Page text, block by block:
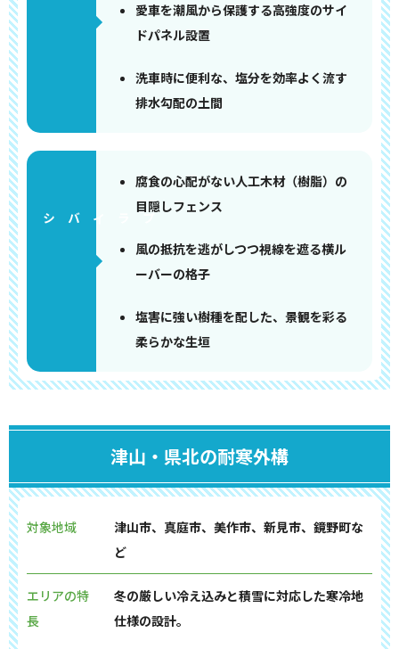
愛車を潮風から保護する高強度のサイ
ドパネル設置
洗車時に便利な、塩分を効率よく流す
排水勾配の土間
腐食の心配がない人工木材（樹脂）の
目隠しフェンス
風の抵抗を逃がしつつ視線を遮る横ル
ーバーの格子
塩害に強い樹種を配した、景観を彩る
柔らかな生垣
津山・県北の耐寒外構
対象地域
津山市、真庭市、美作市、新見市、鏡野町な
ど
エリアの特
長
冬の厳しい冷え込みと積雪に対応した寒冷地
仕様の設計。